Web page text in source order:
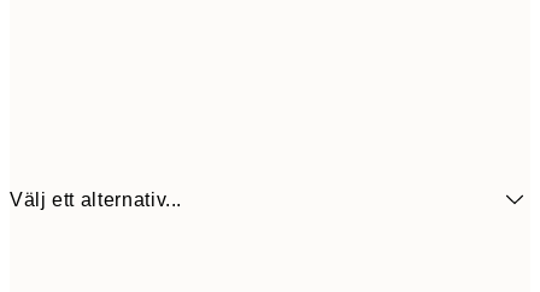
Välj ett alternativ...